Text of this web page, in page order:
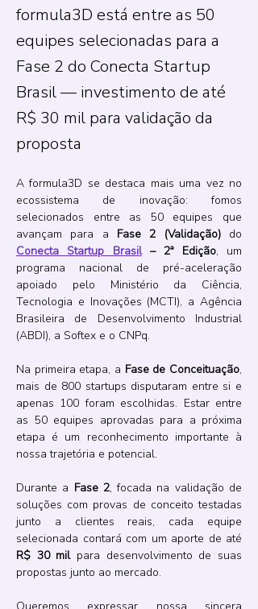
formula3D está entre as 50
equipes selecionadas para a
Fase 2 do Conecta Startup
Brasil — investimento de até
R$ 30 mil para validação da
proposta
A formula3D se destaca mais uma vez no
ecossistema de inovação: fomos
selecionados entre as 50 equipes que
avançam para a Fase 2 (Validação)
Conecta Startup Brasil – 2ª Edição, um
programa nacional de pré-aceleração
apoiado pelo Ministério da Ciência,
Tecnologia e Inovações (MCTI), a Agência
Brasileira de Desenvolvimento Industrial
(ABDI), a Softex e o CNPq.
Na primeira etapa, a Fase de Conceituação,
mais de 800 startups disputaram entre si e
apenas 100 foram escolhidas. Estar entre
as 50 equipes aprovadas para a próxima
etapa é um reconhecimento importante à
nossa trajetória e potencial.
Durante a Fase 2, focada na validação de
soluções com provas de conceito testadas
junto a clientes reais, cada equipe
R$ 30 mil para desenvolvimento de suas
propostas junto ao mercado.